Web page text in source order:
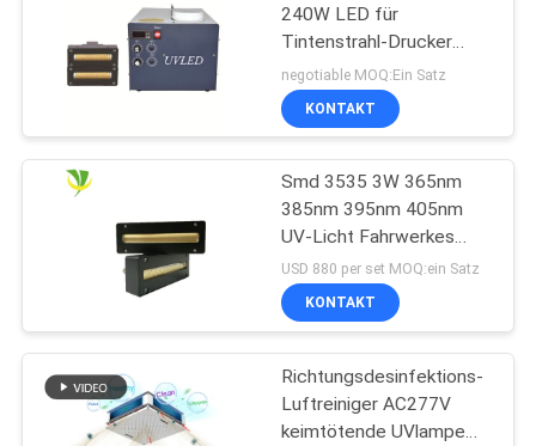
240W LED für
Tintenstrahl-Drucker
Machine
negotiable MOQ:Ein Satz
KONTAKT
Smd 3535 3W 365nm
385nm 395nm 405nm
UV-Licht Fahrwerkes
LED
USD 880 per set MOQ:ein Satz
KONTAKT
Richtungsdesinfektions-
Luftreiniger AC277V
keimtötende UVlampe